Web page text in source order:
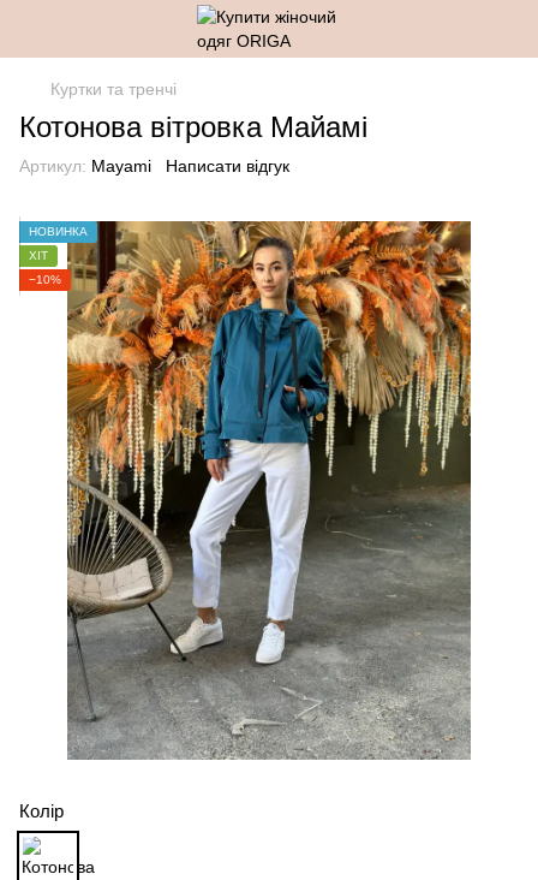
Куртки та тренчі
Котонова вітровка Майамі
Артикул: Mayami Написати відгук
НОВИНКА
ХІТ
−10%
Колір